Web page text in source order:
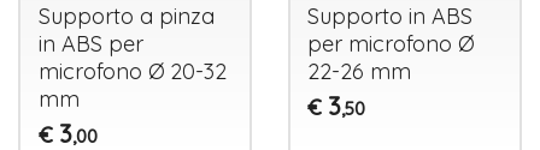
Supporto a pinza
in ABS per
microfono Ø 20-32
mm
€ 3,00
Supporto inABS
per microfono Ø
22-26 mm
€ 3,50